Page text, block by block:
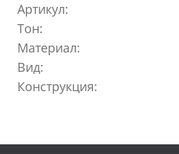
Артикул:
Тон:
Материал:
Вид:
Конструкция: